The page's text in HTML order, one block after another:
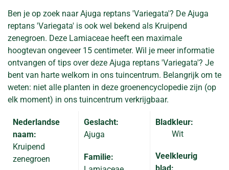
Ben je op zoek naar Ajuga reptans 'Variegata'? De Ajuga
reptans 'Variegata' is ook wel bekend als Kruipend
zenegroen. Deze Lamiaceae heeft een maximale
hoogtevan ongeveer 15 centimeter. Wil je meer informatie
ontvangen of tips over deze Ajuga reptans 'Variegata'? Je
bent van harte welkom in ons tuincentrum. Belangrijk om te
weten: niet alle planten in deze groenencyclopedie zijn (op
elk moment) in ons tuincentrum verkrijgbaar.
Nederlandse
naam:
Kruipend
zenegroen
Geslacht:
Ajuga
Familie:
Bladkleur:
Wit
Veelkleurig